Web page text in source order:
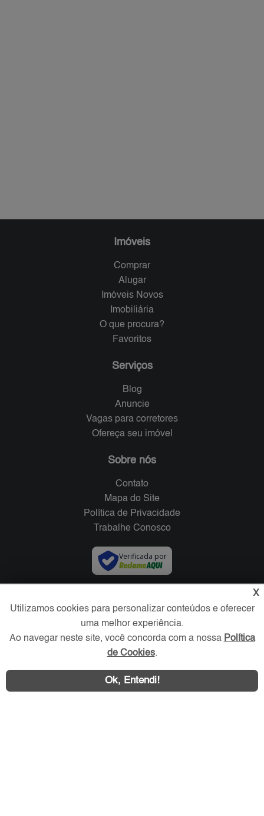
Imóveis
Comprar
Alugar
Imóveis Novos
Imobiliária
O que procura?
Favoritos
Serviços
Blog
Anuncie
Vagas para corretores
Ofereça seu imóvel
Sobre nós
Contato
Mapa do Site
Política de Privacidade
Trabalhe Conosco
Verificada por
X
Utilizamos cookies para personalizar conteúdos e oferecer
uma melhor experiência.
Ao navegar neste site, você concorda com a nossa Política
de Cookies.
Ok, Entendi!